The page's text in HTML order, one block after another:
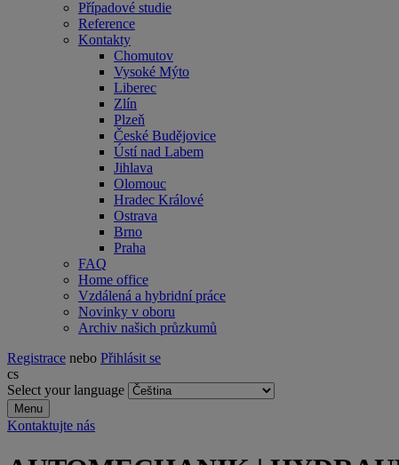
Případové studie
Reference
Kontakty
Chomutov
Vysoké Mýto
Liberec
Zlín
Plzeň
České Budějovice
Ústí nad Labem
Jihlava
Olomouc
Hradec Králové
Ostrava
Brno
Praha
FAQ
Home office
Vzdálená a hybridní práce
Novinky v oboru
Archiv našich průzkumů
Registrace nebo Přihlásit se
cs
Select your language
Menu
Kontaktujte nás